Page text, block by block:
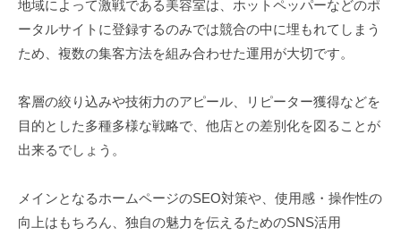
地域によって激戦である美容室は、ホットペッパーなどのポ
ータルサイトに登録するのみでは競合の中に埋もれてしまう
ため、複数の集客方法を組み合わせた運用が大切です。
客層の絞り込みや技術力のアピール、リピーター獲得などを
目的とした多種多様な戦略で、他店との差別化を図ることが
出来るでしょう。
メインとなるホームページのSEO対策や、使用感・操作性の
向上はもちろん、独自の魅力を伝えるためのSNS活用